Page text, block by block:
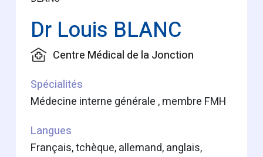
Dr Louis BLANC
Centre Médical de la Jonction
Spécialités
Médecine interne générale , membre FMH
Langues
français, tchèque, allemand, anglais,